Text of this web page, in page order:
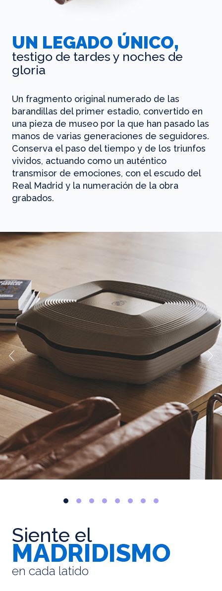
UN LEGADO ÚNICO,
testigo de tardes y noches de
gloria
Un fragmento original numerado de las
barandillas del primer estadio, convertido en
una pieza de museo por la que han pasado las
manos de varias generaciones de seguidores.
Conserva el paso del tiempo y de los triunfos
vividos, actuando como un auténtico
transmisor de emociones, con el escudo del
Real Madrid y la numeración de la obra
grabados.
Siente el
MADRIDISMO
en cada latido